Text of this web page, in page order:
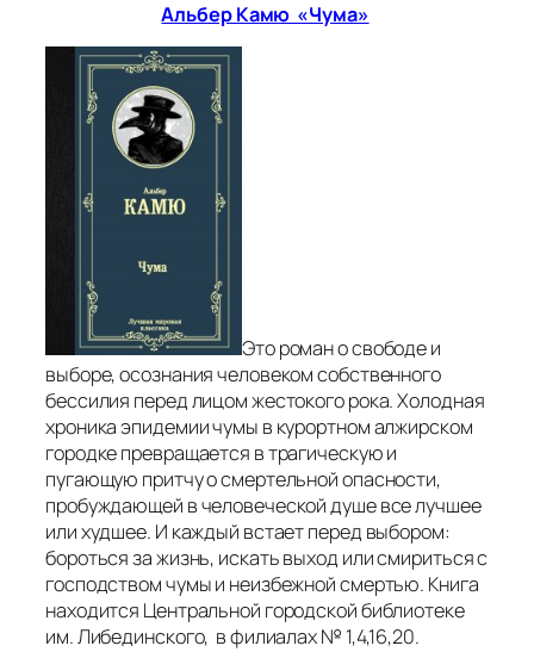
Альбер Камю «Чума»
Это роман о свободе и
выборе, осознания человеком собственного
бессилия перед лицом жестокого рока. Холодная
хроника эпидемии чумы в курортном алжирском
городке превращается в трагическую и
пугающую притчу о смертельной опасности,
пробуждающей в человеческой душе все лучшее
или худшее. И каждый встает перед выбором:
бороться за жизнь, искать выход или смириться с
господством чумы и неизбежной смертью. Книга
находится Центральной городской библиотеке
им. Либединского, в филиалах № 1,4,16,20.